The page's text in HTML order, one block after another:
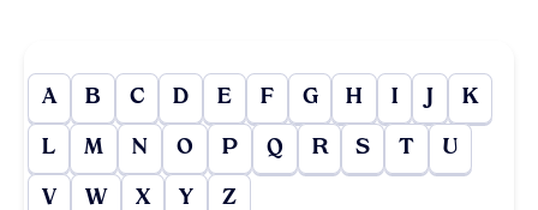
A B C D E F G H I J K
L M N O P Q R S T U
V W X Y Z